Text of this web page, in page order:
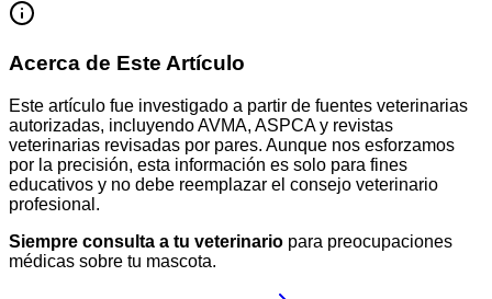
Acerca de Este Artículo
Este artículo fue investigado a partir de fuentes veterinarias
autorizadas, incluyendo AVMA, ASPCA y revistas
veterinarias revisadas por pares. Aunque nos esforzamos
por la precisión, esta información es solo para fines
educativos y no debe reemplazar el consejo veterinario
profesional.
Siempre consulta a tu veterinario para preocupaciones
médicas sobre tu mascota.